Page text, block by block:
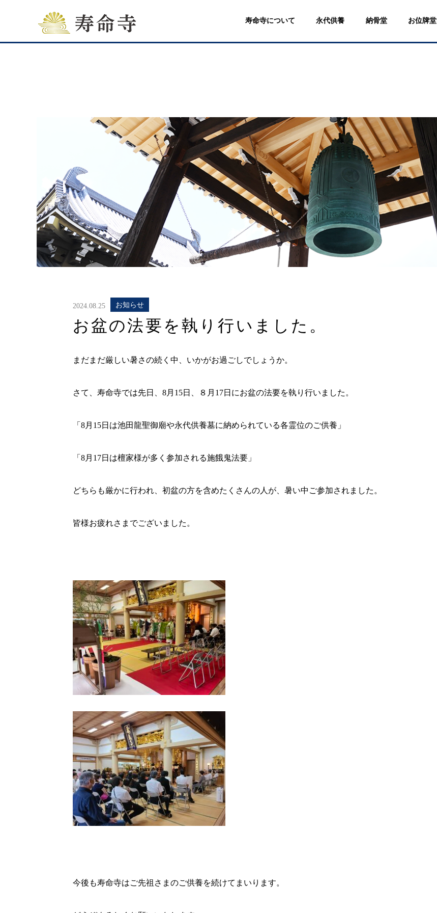
寿命寺について 永代供養 納骨堂 お位牌堂
2024.08.25 お知らせ
お盆の法要を執り行いました。
まだまだ厳しい暑さの続く中、いかがお過ごしでしょうか。
さて、寿命寺では先日、8月15日、８月17日にお盆の法要を執り行いました。
「8月15日は池田龍聖御廟や永代供養墓に納められている各霊位のご供養」
「8月17日は檀家様が多く参加される施餓鬼法要」
どちらも厳かに行われ、初盆の方を含めたくさんの人が、暑い中ご参加されました。
皆様お疲れさまでございました。
今後も寿命寺はご先祖さまのご供養を続けてまいります。